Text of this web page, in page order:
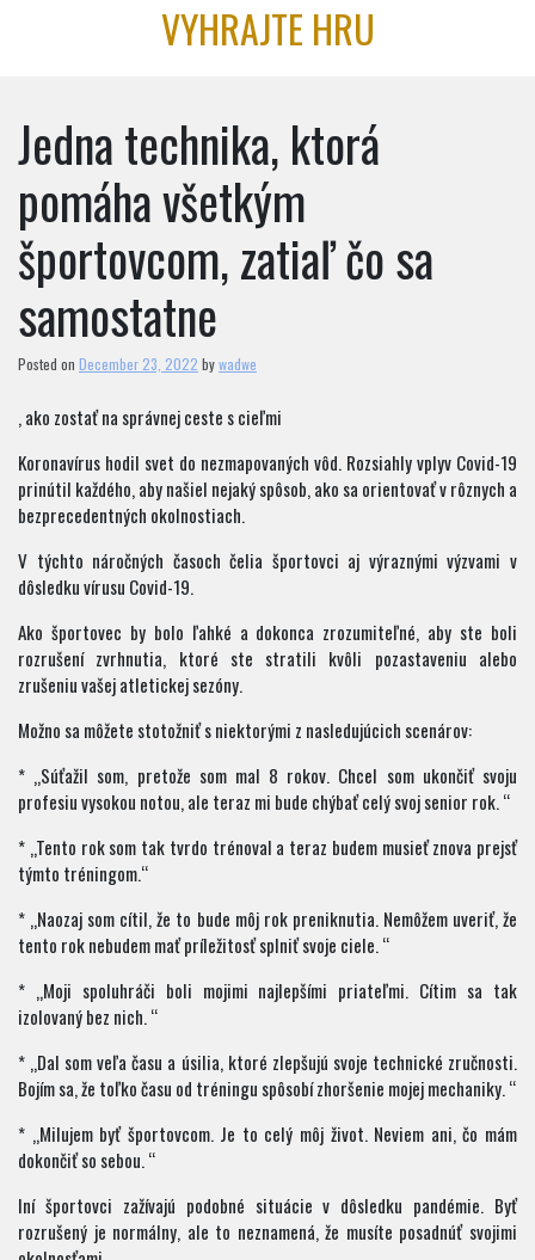
VYHRAJTE HRU
Jedna technika, ktorá
pomáha všetkým
športovcom, zatiaľ čo sa
samostatne
Posted on December 23, 2022 bywadwe
, ako zostať na správnej ceste s cieľmi
Koronavírus hodil svet do nezmapovaných vôd. Rozsiahly vplyv Covid-19
prinútil každého, aby našiel nejaký spôsob, ako sa orientovať v rôznych a
bezprecedentných okolnostiach.
V týchto náročných časoch čelia športovci aj výraznými výzvami v
dôsledku vírusu Covid-19.
Ako športovec by bolo ľahké a dokonca zrozumiteľné, aby ste boli
rozrušení zvrhnutia, ktoré ste stratili kvôli pozastaveniu alebo
zrušeniu vašej atletickej sezóny.
Možno sa môžete stotožniť s niektorými z nasledujúcich scenárov:
* „Súťažil som, pretože som mal 8 rokov. Chcel som ukončiť svoju
profesiu vysokou notou, ale teraz mi bude chýbať celý svoj senior rok. “
* „Tento rok som tak tvrdo trénoval a teraz budem musieť znova prejsť
týmto tréningom.“
* „Naozaj som cítil, že to bude môj rok preniknutia. Nemôžem uveriť, že
tento rok nebudem mať príležitosť splniť svoje ciele. “
* „Moji spoluhráči boli mojimi najlepšími priateľmi. Cítim sa tak
izolovaný bez nich. “
* „Dal som veľa času a úsilia, ktoré zlepšujú svoje technické zručnosti.
Bojím sa, že toľko času od tréningu spôsobí zhoršenie mojej mechaniky. “
* „Milujem byť športovcom. Je to celý môj život. Neviem ani, čo mám
dokončiť so sebou. “
Iní športovci zažívajú podobné situácie v dôsledku pandémie. Byť
rozrušený je normálny, ale to neznamená, že musíte posadnúť svojimi